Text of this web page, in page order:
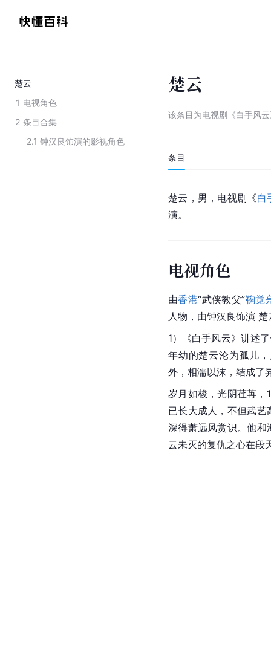
楚云
1 电视角色
2 条目合集
2.1 钟汉良饰演的影视角色
楚云
该条目为电视剧《白手风
条目
楚云，男，电视剧《白
演。
电视角色
由香港“武侠教父”鞠觉
人物，由钟汉良饰演 楚
1）《白手风云》讲述
年幼的楚云沦为孤儿
外，相濡以沫，结成了
岁月如梭，光阴荏苒，
已长大成人，不但武
深得萧远风赏识。他和
云未灭的复仇之心在